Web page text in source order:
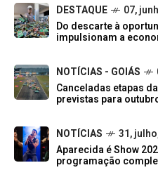
DESTAQUE
07,
Do descarte à
impulsionam a
NOTÍCIAS - GOIÁS
Canceladas etapas
previstas para
NOTÍCIAS
31,
Aparecida é Show
programação